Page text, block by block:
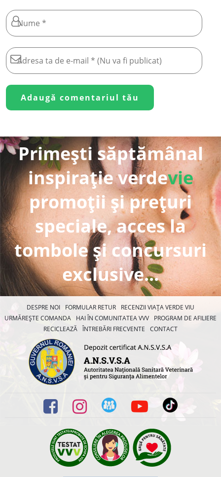
Primești săptămânal
inspirație verdevie
promoții și prețuri
speciale, acces la
tombole și concursuri
exclusive...
DESPRE NOI FORMULAR RETUR
RECENZII VIAȚA VERDE VIU
URMĂREȘTE COMANDA
HAI ÎN COMUNITATEA VVV
PROGRAM DE AFILIERE
RECICLEAZĂ ÎNTREBĂRI FRECVENTE CONTACT